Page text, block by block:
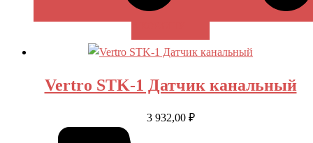
Vertro STK-1 Датчик канальный
3 932,00 ₽